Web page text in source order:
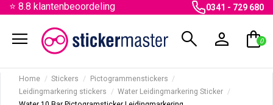
⭐ 8.8 klantenbeoordeling 0341 - 729 680
menu search person shopping_bag
0
Home Stickers
Pictogrammenstickers
Leidingmarkering stickers
Water Leidingmarkering Sticker